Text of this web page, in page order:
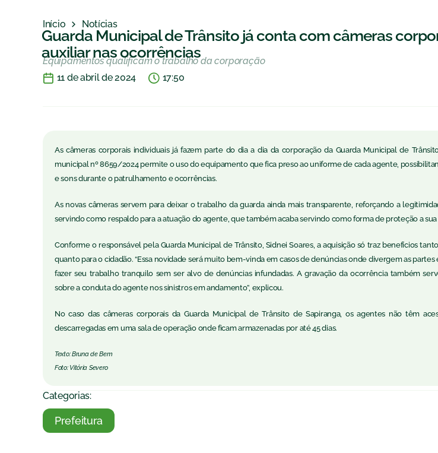
Início Notícias
Guarda Municipal de Trânsito já conta com câmeras
auxiliar nas ocorrências
Equipamentos qualificam o trabalho da corporação
11 de abril de 2024
17:50
As câmeras corporais individuais já fazem parte do dia a dia da corporação da Guarda Municipal de
municipal nº 8659/2024 permite o uso do equipamento que fica preso ao uniforme de cada agente,
e sons durante o patrulhamento e ocorrências.
As novas câmeras servem para deixar o trabalho da guarda ainda mais transparente, reforçando a
servindo como respaldo para a atuação do agente, que também acaba servindo como forma de proteção a
Conforme o responsável pela Guarda Municipal de Trânsito, Sidnei Soares, a aquisição só traz benefícios
quanto para o cidadão. “Essa novidade será muito bem-vinda em casos de denúncias onde divergem as
fazer seu trabalho tranquilo sem ser alvo de denúncias infundadas. A gravação da ocorrência também
sobre a conduta do agente nos sinistros em andamento”, explicou.
No caso das câmeras corporais da Guarda Municipal de Trânsito de Sapiranga, os agentes não têm
descarregadas em uma sala de operação onde ficam armazenadas por até 45 dias.
Texto: Bruna de Bem
Foto: Vitória Severo
Categorias:
Prefeitura